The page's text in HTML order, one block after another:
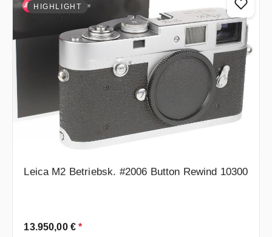
HIGHLIGHT
Leica M2 Betriebsk. #2006 Button Rewind 10300
Prezzo normale:
13.950,00 €*